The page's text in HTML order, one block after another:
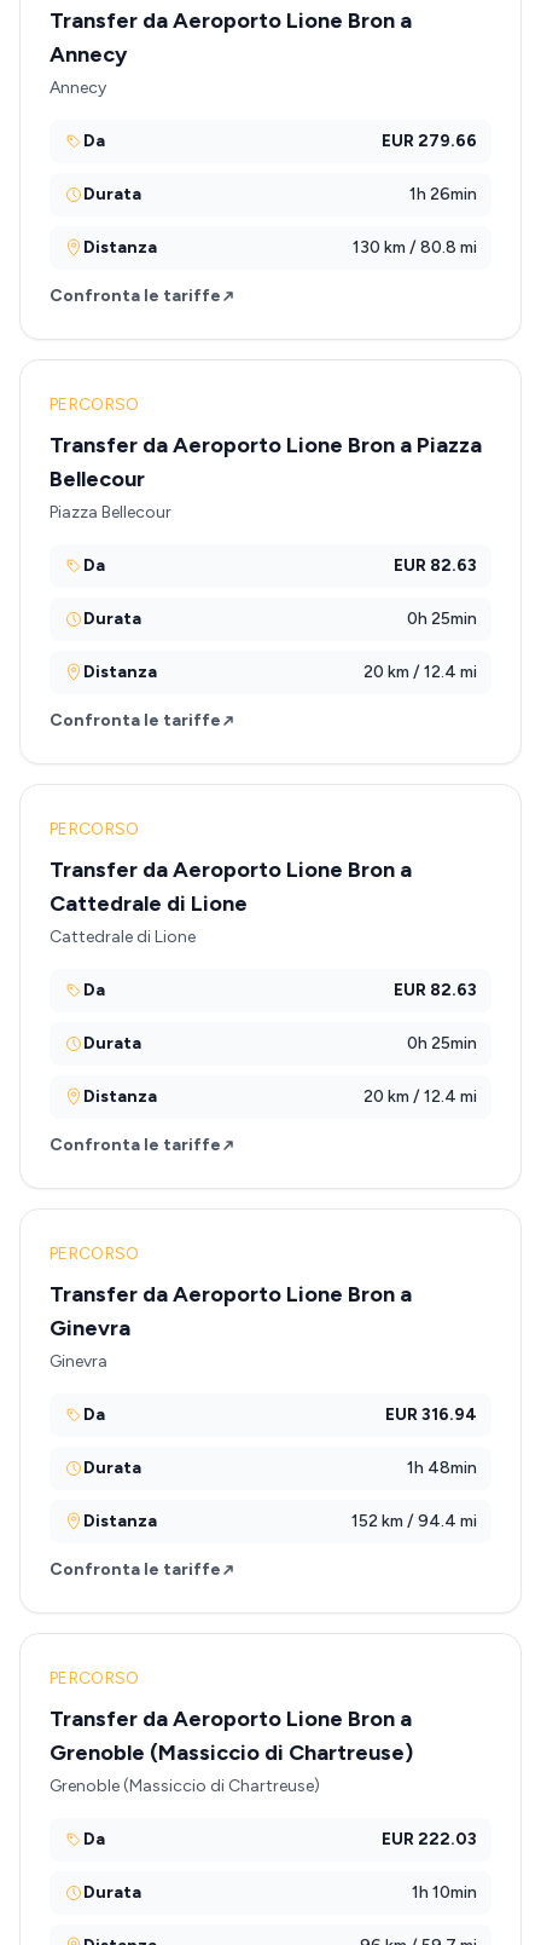
Transfer da Aeroporto Lione Bron a
Annecy
Annecy
Da EUR 279.66
Durata 1h 26min
Distanza 130 km / 80.8 mi
Confronta le tariffe
PERCORSO
Transfer da Aeroporto Lione Bron a Piazza
Bellecour
Piazza Bellecour
Da EUR 82.63
Durata 0h 25min
Distanza 20 km / 12.4 mi
Confronta le tariffe
PERCORSO
Transfer da Aeroporto Lione Bron a
Cattedrale di Lione
Cattedrale di Lione
Da EUR 82.63
Durata 0h 25min
Distanza 20 km / 12.4 mi
Confronta le tariffe
PERCORSO
Transfer da Aeroporto Lione Bron a
Ginevra
Ginevra
Da EUR 316.94
Durata 1h 48min
Distanza 152 km / 94.4 mi
Confronta le tariffe
PERCORSO
Transfer da Aeroporto Lione Bron a
Grenoble (Massiccio di Chartreuse)
Grenoble (Massiccio di Chartreuse)
Da EUR 222.03
Durata 1h 10min